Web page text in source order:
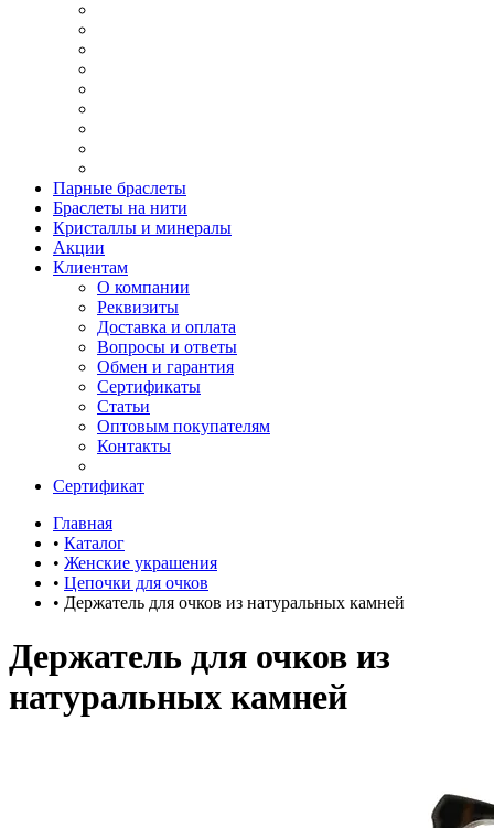
Парные браслеты
Браслеты на нити
Кристаллы и минералы
Акции
Клиентам
О компании
Реквизиты
Доставка и оплата
Вопросы и ответы
Обмен и гарантия
Сертификаты
Статьи
Оптовым покупателям
Контакты
Сертификат
Главная
• Каталог
• Женские украшения
• Цепочки для очков
• Держатель для очков из натуральных камней
Держатель для очков из
натуральных камней